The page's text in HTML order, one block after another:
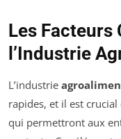
Les Facteurs
l’Industrie
L’industrie
rapides, et il est crucial
qui permettront aux